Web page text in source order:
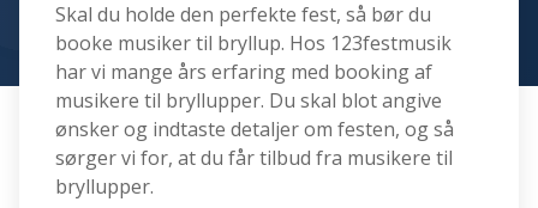
Skal du holde den perfekte fest, så bør du
booke musiker til bryllup. Hos 123festmusik
har vi mange års erfaring med booking af
musikere til bryllupper. Du skal blot angive
ønsker og indtaste detaljer om festen, og så
sørger vi for, at du får tilbud fra musikere til
bryllupper.